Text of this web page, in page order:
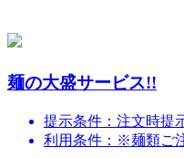
麺の大盛サービス!!
提示条件：注文時提
利用条件：※麺類ご